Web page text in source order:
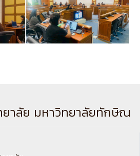
ยาลัย มหาวิทยาลัยทักษิณ